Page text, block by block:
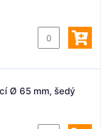
Ø 65 mm, šedý